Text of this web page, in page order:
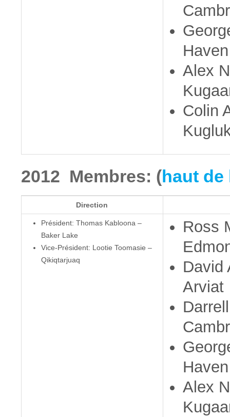
Haven
Alex
Colin
2012 Membres: (haut de
Direction
Président: Thomas Kabloona –
Baker Lake
Vice-Président: Lootie Toomasie –
Qikiqtarjuaq
Ross
David
Arviat
Haven
Alex